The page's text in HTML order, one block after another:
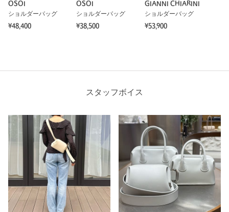
OSOI
ショルダーバッグ
¥48,400
OSOI
ショルダーバッグ
¥38,500
GIANNI CHIARINI
ショルダーバッグ
¥53,900
スタッフボイス